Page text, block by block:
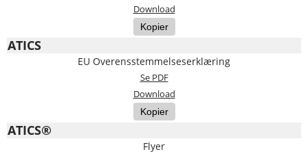
Download
Kopier
ATICS
EU Overensstemmelseserklæring
Se PDF
Download
Kopier
ATICS®
Flyer